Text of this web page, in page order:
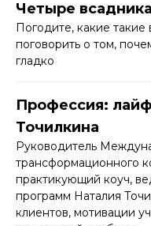
Четыре всадника
Погодите, какие
поговорить о том,
гладко
Профессия:
Точилкина
Руководитель
трансформационного
практикующий коуч,
программ Наталия
клиентов, мотивации